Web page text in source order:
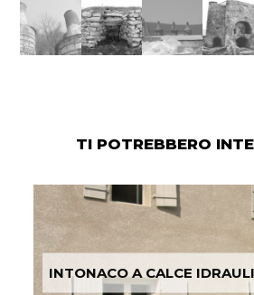
TI POTREBBERO
INTONACO A CALCE